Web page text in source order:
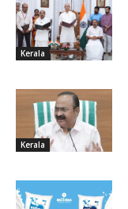
Kerala
Kerala